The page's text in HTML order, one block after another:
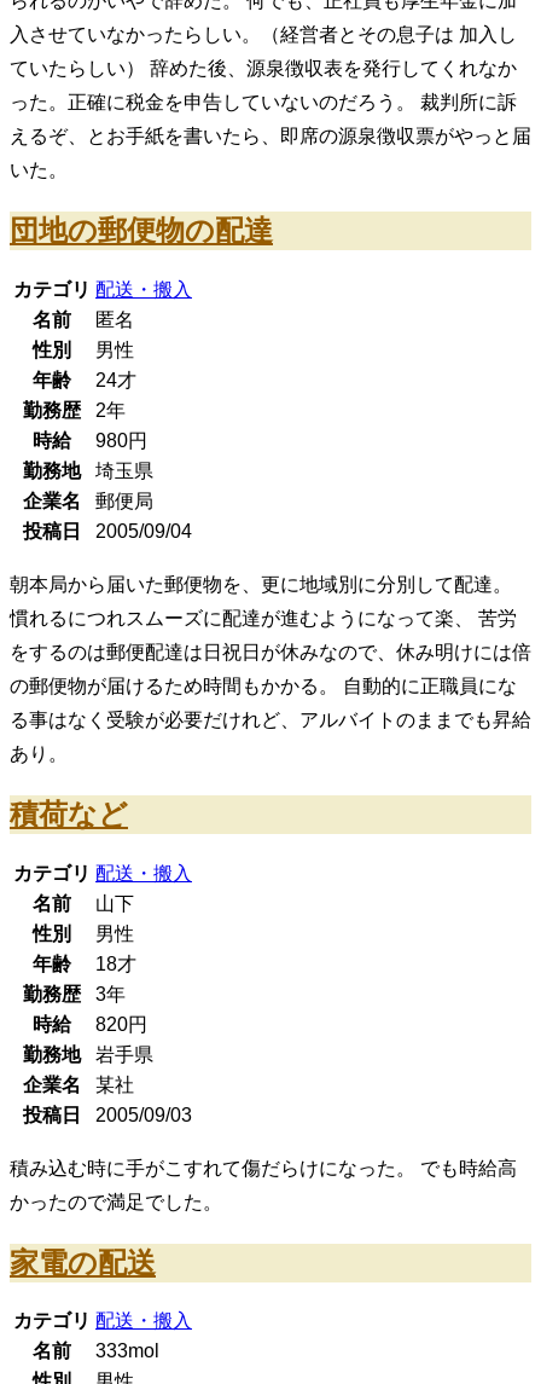
入させていなかったらしい。（経営者とその息子は 加入し
ていたらしい） 辞めた後、源泉徴収表を発行してくれなか
った。正確に税金を申告していないのだろう。 裁判所に訴
えるぞ、とお手紙を書いたら、即席の源泉徴収票がやっと届
いた。
団地の郵便物の配達
カテゴリ 配送・搬入
名前
匿名
性別
男性
年齢
24才
勤務歴
2年
時給
980円
勤務地
埼玉県
企業名
郵便局
投稿日
2005/09/04
朝本局から届いた郵便物を、更に地域別に分別して配達。
慣れるにつれスムーズに配達が進むようになって楽、 苦労
をするのは郵便配達は日祝日が休みなので、休み明けには倍
の郵便物が届けるため時間もかかる。 自動的に正職員にな
る事はなく受験が必要だけれど、アルバイトのままでも昇給
あり。
積荷など
カテゴリ 配送・搬入
名前
山下
性別
男性
年齢
18才
勤務歴
3年
時給
820円
勤務地
岩手県
企業名
某社
投稿日
2005/09/03
積み込む時に手がこすれて傷だらけになった。 でも時給高
かったので満足でした。
家電の配送
カテゴリ 配送・搬入
名前
333mol